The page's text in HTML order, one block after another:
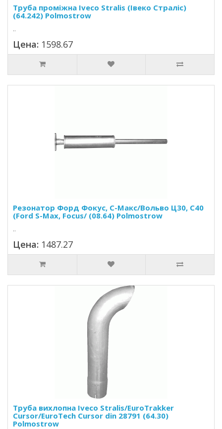
Труба проміжна Iveco Stralis (Івеко Страліс)
(64.242) Polmostrow
..
Цена: 1598.67
Резонатор Форд Фокус, С-Макс/Вольво Ц30, С40
(Ford S-Max, Focus/ (08.64) Polmostrow
..
Цена: 1487.27
Труба вихлопна Iveco Stralis/EuroTrakker
Cursor/EuroTech Cursor din 28791 (64.30)
Polmostrow